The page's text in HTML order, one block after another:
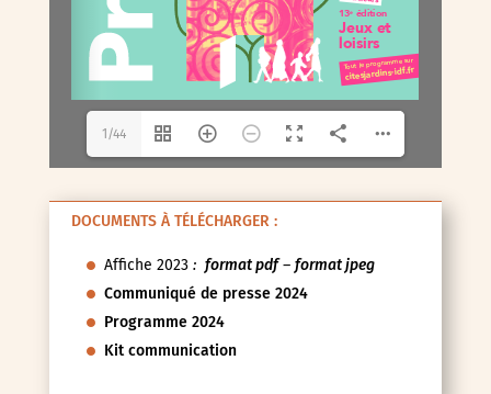
1/44
DOCUMENTS À TÉLÉCHARGER :
Affiche 2023: format pdf– format jpeg
Communiqué de presse 2024
Programme 2024
Kit communication